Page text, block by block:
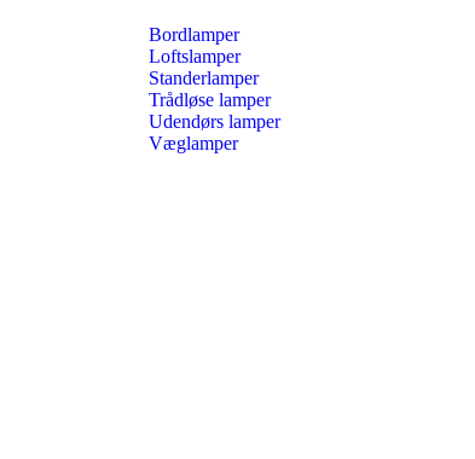
Bordlamper
Loftslamper
Standerlamper
Trådløse lamper
Udendørs lamper
Væglamper